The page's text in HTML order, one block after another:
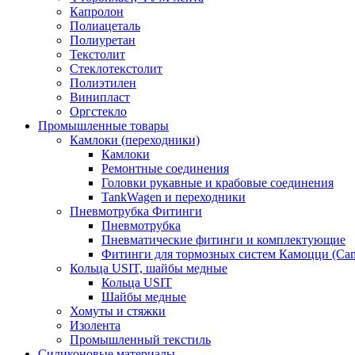
Капролон
Полиацеталь
Полиуретан
Текстолит
Стеклотекстолит
Полиэтилен
Винипласт
Оргстекло
Промышленные товары
Камлоки (переходники)
Камлоки
Ремонтные соединения
Головки рукавные и крабовые соединения
TankWagen и переходники
Пневмотрубка Фитинги
Пневмотрубка
Пневматические фитинги и комплектующие
Фитинги для тормозных систем Камоцци
Кольца USIT, шайбы медные
Кольца USIT
Шайбы медные
Хомуты и стяжки
Изолента
Промышленный текстиль